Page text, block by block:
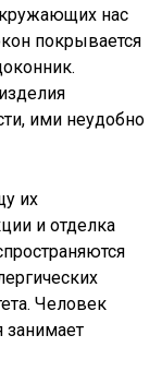
нас
покрывается
ими неудобно
их
и отделка
Человек
занимает